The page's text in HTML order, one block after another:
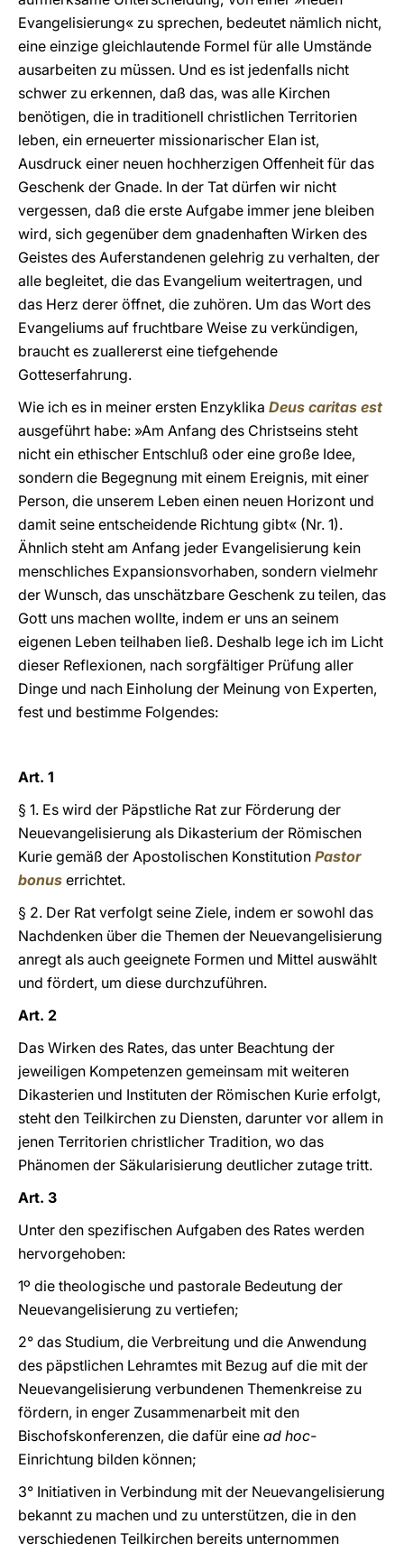
Evangelisierung« zu sprechen, bedeutet nämlich nicht,
eine einzige gleichlautende Formel für alle Umstände
ausarbeiten zu müssen. Und es ist jedenfalls nicht
schwer zu erkennen, daß das, was alle Kirchen
benötigen, die in traditionell christlichen Territorien
leben, ein erneuerter missionarischer Elan ist,
Ausdruck einer neuen hochherzigen Offenheit für das
Geschenk der Gnade. In der Tat dürfen wir nicht
vergessen, daß die erste Aufgabe immer jene bleiben
wird, sich gegenüber dem gnadenhaften Wirken des
Geistes des Auferstandenen gelehrig zu verhalten, der
alle begleitet, die das Evangelium weitertragen, und
das Herz derer öffnet, die zuhören. Um das Wort des
Evangeliums auf fruchtbare Weise zu verkündigen,
braucht es zuallererst eine tiefgehende
Gotteserfahrung.
Wie ich es in meiner ersten Enzyklika Deus caritas est
ausgeführt habe: »Am Anfang des Christseins steht
nicht ein ethischer Entschluß oder eine große Idee,
sondern die Begegnung mit einem Ereignis, mit einer
Person, die unserem Leben einen neuen Horizont und
damit seine entscheidende Richtung gibt« (Nr. 1).
Ähnlich steht am Anfang jeder Evangelisierung kein
menschliches Expansionsvorhaben, sondern vielmehr
der Wunsch, das unschätzbare Geschenk zu teilen, das
Gott uns machen wollte, indem er uns an seinem
eigenen Leben teilhaben ließ. Deshalb lege ich im Licht
dieser Reflexionen, nach sorgfältiger Prüfung aller
Dinge und nach Einholung der Meinung von Experten,
fest und bestimme Folgendes:
Art. 1
§ 1. Es wird der Päpstliche Rat zur Förderung der
Neuevangelisierung als Dikasterium der Römischen
Kurie gemäß der Apostolischen Konstitution Pastor
bonus errichtet.
§ 2. Der Rat verfolgt seine Ziele, indem er sowohl das
Nachdenken über die Themen der Neuevangelisierung
anregt als auch geeignete Formen und Mittel auswählt
und fördert, um diese durchzuführen.
Art. 2
Das Wirken des Rates, das unter Beachtung der
jeweiligen Kompetenzen gemeinsam mit weiteren
Dikasterien und Instituten der Römischen Kurie erfolgt,
steht den Teilkirchen zu Diensten, darunter vor allem in
jenen Territorien christlicher Tradition, wo das
Phänomen der Säkularisierung deutlicher zutage tritt.
Art. 3
Unter den spezifischen Aufgaben des Rates werden
hervorgehoben:
1º die theologische und pastorale Bedeutung der
Neuevangelisierung zu vertiefen;
2° das Studium, die Verbreitung und die Anwendung
des päpstlichen Lehramtes mit Bezug auf die mit der
Neuevangelisierung verbundenen Themenkreise zu
fördern, in enger Zusammenarbeit mit den
Bischofskonferenzen, die dafür eine ad hoc-
Einrichtung bilden können;
3° Initiativen in Verbindung mit der Neuevangelisierung
bekannt zu machen und zu unterstützen, die in den
verschiedenen Teilkirchen bereits unternommen